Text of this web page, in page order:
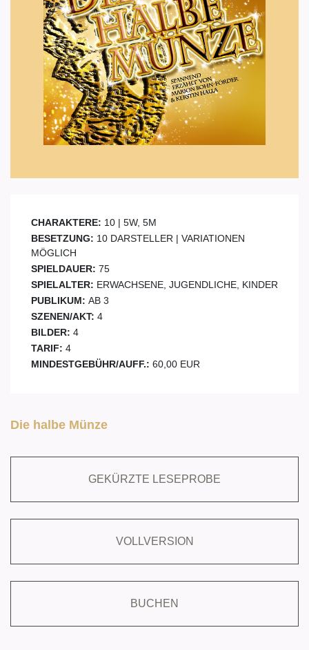
CHARAKTERE: 10 | 5W, 5M
BESETZUNG: 10 DARSTELLER | VARIATIONEN
MÖGLICH
SPIELDAUER: 75
SPIELALTER: ERWACHSENE, JUGENDLICHE, KINDER
PUBLIKUM: AB 3
SZENEN/AKT: 4
BILDER: 4
TARIF: 4
MINDESTGEBÜHR/AUFF.: 60,00 EUR
Die halbe Münze
GEKÜRZTE LESEPROBE
VOLLVERSION
BUCHEN